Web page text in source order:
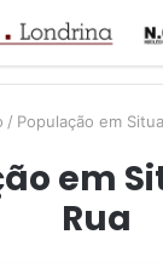
/ População em
em
Rua